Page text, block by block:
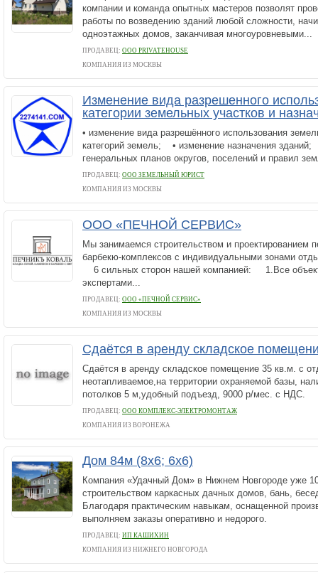
компании и команда опытных мастеров позволят
работы по возведению зданий любой сложности,
одноэтажных домов, заканчивая многоуровневыми...
ПРОДАВЕЦ: ООО PRIVATEHOUSE
КОМПАНИЯ ИЗ МОСКВЫ
Изменение вида разрешенного
категории земельных участков и
• изменение вида разрешённого использования
категорий земель; • изменение назначения
генеральных планов округов, поселений и правил
ПРОДАВЕЦ: ООО ЗЕМЕЛЬНЫЙ ЮРИСТ
КОМПАНИЯ ИЗ МОСКВЫ
ООО «ПЕЧНОЙ СЕРВИС»
Мы занимаемся строительством и проектированием
барбекю-комплексов с индивидуальными зонами
6 сильных сторон нашей компанией: 1.Все
экспертами...
ПРОДАВЕЦ: ООО «ПЕЧНОЙ СЕРВИС»
КОМПАНИЯ ИЗ МОСКВЫ
Сдаётся в аренду складское
Сдаётся в аренду складское помещение 35 кв.м. с
неотапливаемое,на территории охраняемой базы,
потолков 5 м,удобный подъезд, 9000 р/мес. с НДС.
ПРОДАВЕЦ: ООО КОМПЛЕКС-ЭЛЕКТРОМОНТАЖ
КОМПАНИЯ ИЗ ВОРОНЕЖА
Дом 84м (8х6; 6х6)
Компания «Удачный Дом» в Нижнем Новгороде уже
строительством каркасных дачных домов, бань,
Благодаря практическим навыкам, оснащенной
выполняем заказы оперативно и недорого.
ПРОДАВЕЦ: ИП КАШИХИН
КОМПАНИЯ ИЗ НИЖНЕГО НОВГОРОДА